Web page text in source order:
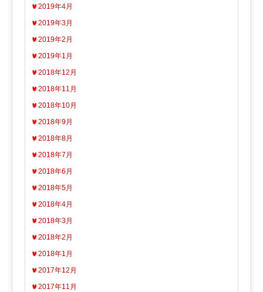
2019年4月
2019年3月
2019年2月
2019年1月
2018年12月
2018年11月
2018年10月
2018年9月
2018年8月
2018年7月
2018年6月
2018年5月
2018年4月
2018年3月
2018年2月
2018年1月
2017年12月
2017年11月